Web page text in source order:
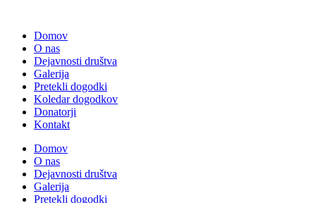
Domov
O nas
Dejavnosti društva
Galerija
Pretekli dogodki
Koledar dogodkov
Donatorji
Kontakt
Domov
O nas
Dejavnosti društva
Galerija
Pretekli dogodki